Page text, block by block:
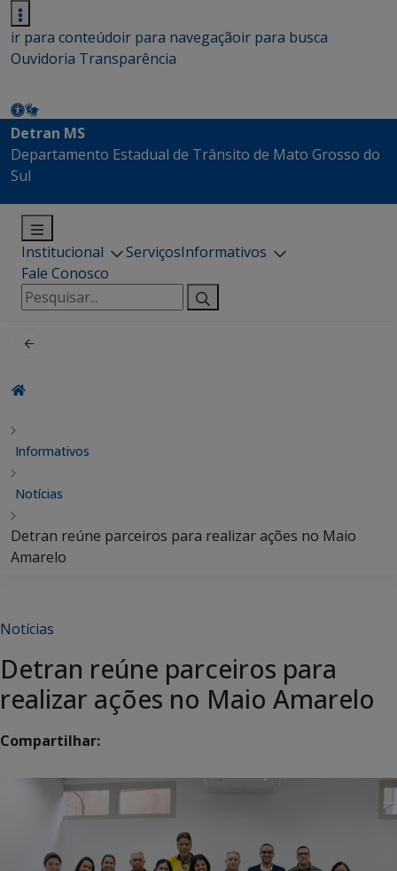
ir para conteúdoir para navegaçãoir para busca
Ouvidoria Transparência
Detran MS
Departamento Estadual de Trânsito de Mato Grosso do
Sul
Institucional ServiçosInformativos
Fale Conosco
Pesquisar
por:
Informativos
Notícias
Detran reúne parceiros para realizar ações no Maio
Amarelo
Notícias
Detran reúne parceiros para
realizar ações no Maio Amarelo
Compartilhar: